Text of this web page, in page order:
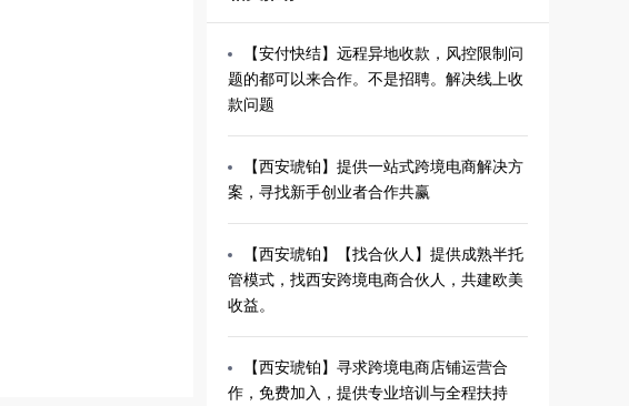
【安付快结】远程异地收款，风控限制问
题的都可以来合作。不是招聘。解决线上收
款问题
【西安琥铂】提供一站式跨境电商解决方
案，寻找新手创业者合作共赢
【西安琥铂】【找合伙人】提供成熟半托
管模式，找西安跨境电商合伙人，共建欧美
收益。
【西安琥铂】寻求跨境电商店铺运营合
作，免费加入，提供专业培训与全程扶持